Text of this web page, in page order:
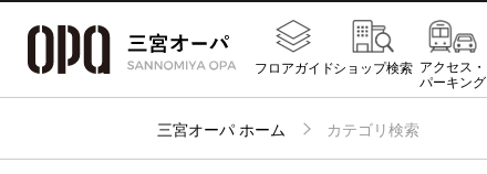
フロアガイドショップ検索 アクセス・
パーキング
三宮オーパ ホーム カテゴリ検索